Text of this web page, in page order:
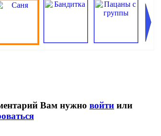
Вам нужно войти или